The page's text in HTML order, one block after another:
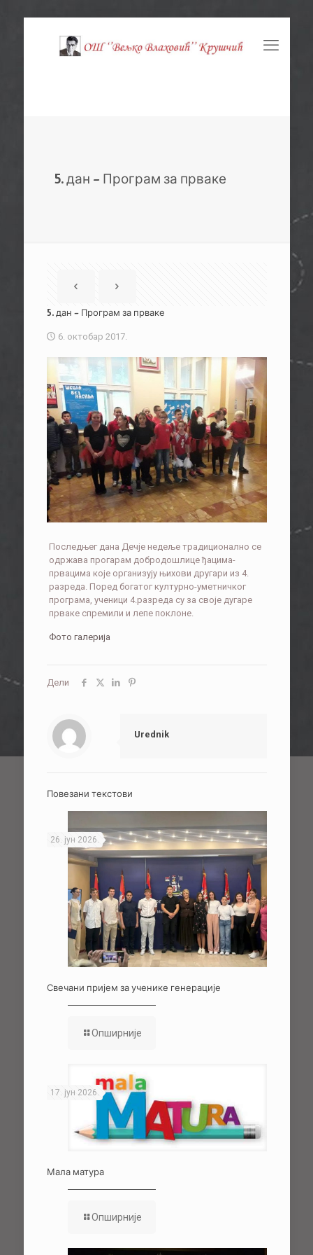
5. дан – Програм за прваке
5. дан – Програм за прваке
6. октобар 2017.
Последњег дана Дечје недеље традиционално се
одржава прогарам добродошлице ђацима-
првацима које организују њихови другари из 4.
разреда. Поред богатог културно-уметничког
програма, ученици 4.разреда су за своје дугаре
прваке спремили и лепе поклоне.
Фото галерија
Дели
Urednik
Повезани текстови
26. јун 2026.
Свечани пријем за ученике генерације
Опширније
17. јун 2026.
Мала матура
Опширније